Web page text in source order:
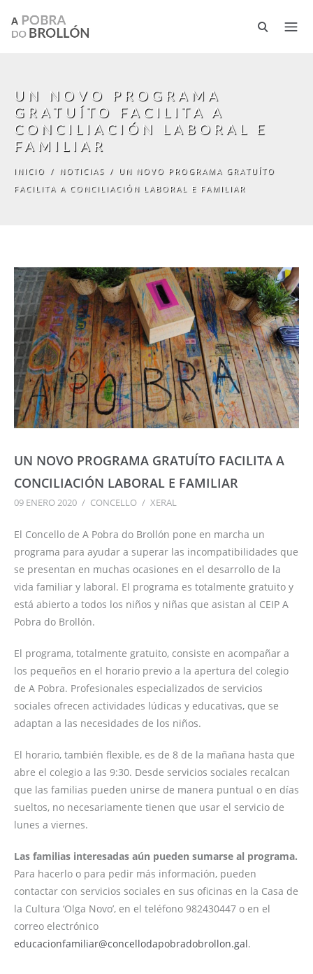
UN NOVO PROGRAMA
GRATUÍTO FACILITA A
CONCILIACIÓN LABORAL E
FAMILIAR
INICIO / NOTICIAS / UN NOVO PROGRAMA GRATUÍTO
FACILITA A CONCILIACIÓN LABORAL E FAMILIAR
UN NOVO PROGRAMA GRATUÍTO FACILITA A
CONCILIACIÓN LABORAL E FAMILIAR
09 ENERO 2020 / CONCELLO / XERAL
El Concello de A Pobra do Brollón pone en marcha un
programa para ayudar a superar las incompatibilidades que
se presentan en muchas ocasiones en el desarrollo de la
vida familiar y laboral. El programa es totalmente gratuito y
está abierto a todos los niños y niñas que asistan al CEIP A
Pobra do Brollón.
El programa, totalmente gratuito, consiste en acompañar a
los pequeños en el horario previo a la apertura del colegio
de A Pobra. Profesionales especializados de servicios
sociales ofrecen actividades lúdicas y educativas, que se
adaptan a las necesidades de los niños.
El horario, también flexible, es de 8 de la mañana hasta que
abre el colegio a las 9:30. Desde servicios sociales recalcan
que las familias pueden unirse de manera puntual o en días
sueltos, no necesariamente tienen que usar el servicio de
lunes a viernes.
Las familias interesadas aún pueden sumarse al programa.
Para hacerlo o para pedir más información, pueden
contactar con servicios sociales en sus oficinas en la Casa de
la Cultura ‘Olga Novo’, en el teléfono 982430447 o en el
correo electrónico
educacionfamiliar@concellodapobradobrollon.gal.